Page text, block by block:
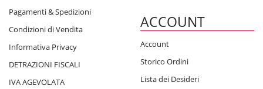
Pagamenti & Spedizioni
Condizioni di Vendita
Informativa Privacy
DETRAZIONI FISCALI
IVA AGEVOLATA
ACCOUNT
Account
Storico Ordini
Lista dei Desideri